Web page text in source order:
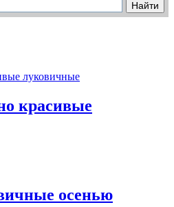
красивые
осенью